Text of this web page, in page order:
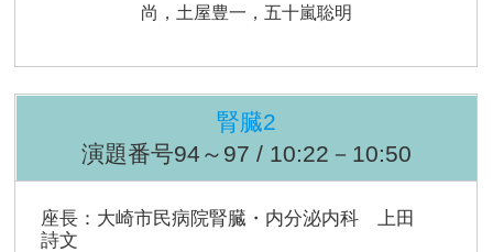
尚，土屋豊一，五十嵐聡明
腎臓2
演題番号94～97 / 10:22－10:50
座長：大崎市民病院腎臓・内分泌内科 上田
詩文